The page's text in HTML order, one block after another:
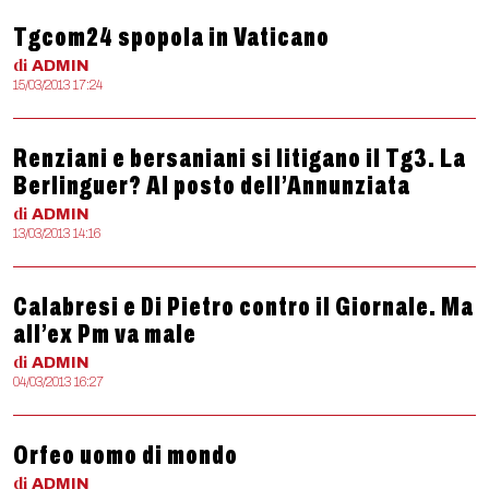
Tgcom24 spopola in Vaticano
di ADMIN
15/03/2013 17:24
Renziani e bersaniani si litigano il Tg3. La
Berlinguer? Al posto dell’Annunziata
di ADMIN
13/03/2013 14:16
Calabresi e Di Pietro contro il Giornale. Ma
all’ex Pm va male
di ADMIN
04/03/2013 16:27
Orfeo uomo di mondo
di ADMIN